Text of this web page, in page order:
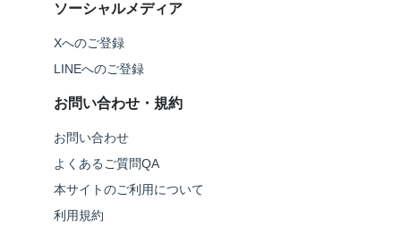
ソーシャルメディア
Xへのご登録
LINEへのご登録
お問い合わせ・規約
お問い合わせ
よくあるご質問QA
本サイトのご利用について
利用規約